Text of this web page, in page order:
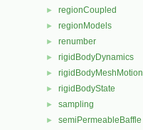
► regionCoupled
► regionModels
► renumber
► rigidBodyDynamics
► rigidBodyMeshMotion
► rigidBodyState
► sampling
► semiPermeableBaffle